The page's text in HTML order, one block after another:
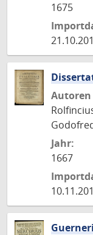
1675
Autoren
Jahr:
1667